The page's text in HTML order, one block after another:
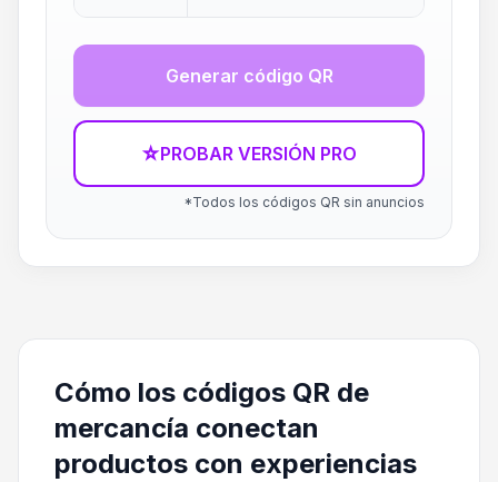
Generar código QR
☆PROBAR VERSIÓN PRO
*Todos los códigos QR sin anuncios
Cómo los códigos QR de
mercancía conectan
productos con experiencias